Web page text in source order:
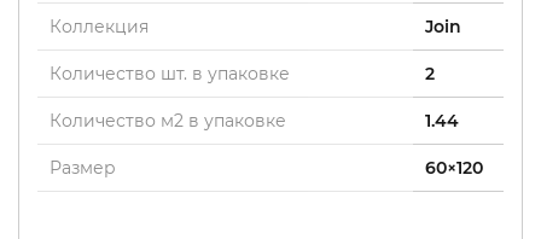
Коллекция Join
Количество шт. в упаковке 2
Количество м2 в упаковке 1.44
Размер 60×120